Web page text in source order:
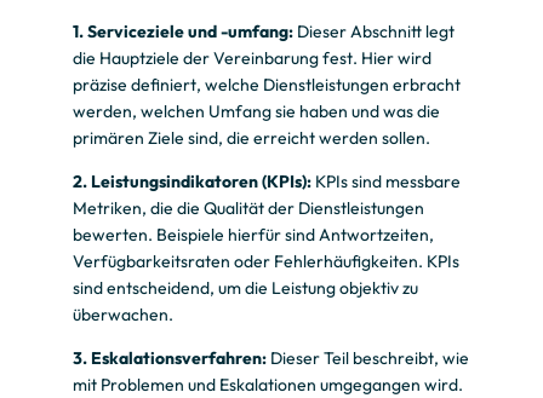
1. Serviceziele und -umfang: Dieser Abschnitt legt
die Hauptziele der Vereinbarung fest. Hier wird
präzise definiert, welche Dienstleistungen erbracht
werden, welchen Umfang sie haben und was die
primären Ziele sind, die erreicht werden sollen.
2. Leistungsindikatoren (KPIs): KPIs sind messbare
Metriken, die die Qualität der Dienstleistungen
bewerten. Beispiele hierfür sind Antwortzeiten,
Verfügbarkeitsraten oder Fehlerhäufigkeiten. KPIs
sind entscheidend, um die Leistung objektiv zu
überwachen.
3. Eskalationsverfahren: Dieser Teil beschreibt, wie
mit Problemen und Eskalationen umgegangen wird.